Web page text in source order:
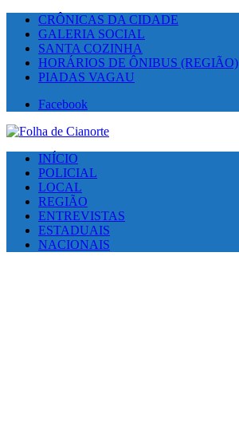
CRÔNICAS DA CIDADE
GALERIA SOCIAL
SANTA COZINHA
HORÁRIOS DE ÔNIBUS (REGIÃO)
PIADAS VAGAU
Facebook
INÍCIO
POLICIAL
LOCAL
REGIÃO
ENTREVISTAS
ESTADUAIS
NACIONAIS